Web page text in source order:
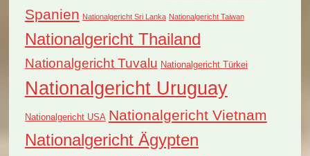
Spanien Nationalgericht Sri Lanka Nationalgericht Taiwan
Nationalgericht Thailand
Nationalgericht Tuvalu Nationalgericht Türkei
Nationalgericht Uruguay
Nationalgericht USA Nationalgericht Vietnam
Nationalgericht Ägypten